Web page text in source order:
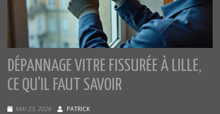
DÉPANNAGE VITRE FISSURÉE À LILLE,
CE QU’IL FAUT SAVOIR
MAI 23, 2026 PATRICK